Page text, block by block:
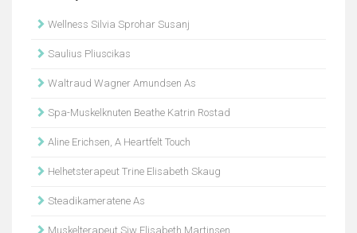
Wellness Silvia Sprohar Susanj
Saulius Pliuscikas
Waltraud Wagner Amundsen As
Spa-Muskelknuten Beathe Katrin Rostad
Aline Erichsen, A Heartfelt Touch
Helhetsterapeut Trine Elisabeth Skaug
Steadikameratene As
Muskelterapeut Siw Elisabeth Martinsen